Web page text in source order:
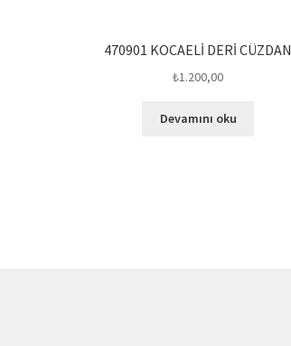
470901 KOCAELİ DERİ CÜZDAN
₺1.200,00
Devamını oku